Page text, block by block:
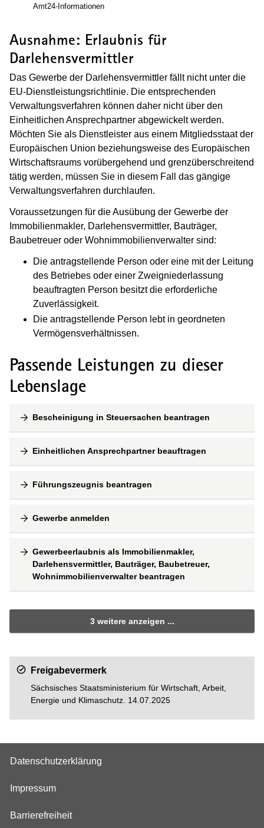
Amt24-Informationen
Ausnahme: Erlaubnis für
Darlehensvermittler
Das Gewerbe der Darlehensvermittler fällt nicht unter die
EU-Dienstleistungsrichtlinie. Die entsprechenden
Verwaltungsverfahren können daher nicht über den
Einheitlichen Ansprechpartner abgewickelt werden.
Möchten Sie als Dienstleister aus einem Mitgliedsstaat der
Europäischen Union beziehungsweise des Europäischen
Wirtschaftsraums vorübergehend und grenzüberschreitend
tätig werden, müssen Sie in diesem Fall das gängige
Verwaltungsverfahren durchlaufen.
Voraussetzungen für die Ausübung der Gewerbe der
Immobilienmakler, Darlehensvermittler, Bauträger,
Baubetreuer oder Wohnimmobilienverwalter sind:
Die antragstellende Person oder eine mit der Leitung
des Betriebes oder einer Zweigniederlassung
beauftragten Person besitzt die erforderliche
Zuverlässigkeit.
Die antragstellende Person lebt in geordneten
Vermögensverhältnissen.
Passende Leistungen zu dieser
Lebenslage
Bescheinigung in Steuersachen beantragen
Einheitlichen Ansprechpartner beauftragen
Führungszeugnis beantragen
Gewerbe anmelden
Gewerbeerlaubnis als Immobilienmakler,
Darlehensvermittler, Bauträger, Baubetreuer,
Wohnimmobilienverwalter beantragen
3 weitere anzeigen ...
Freigabevermerk
Sächsisches Staatsministerium für Wirtschaft, Arbeit,
Energie und Klimaschutz. 14.07.2025
Datenschutzerklärung
Impressum
Barrierefreiheit